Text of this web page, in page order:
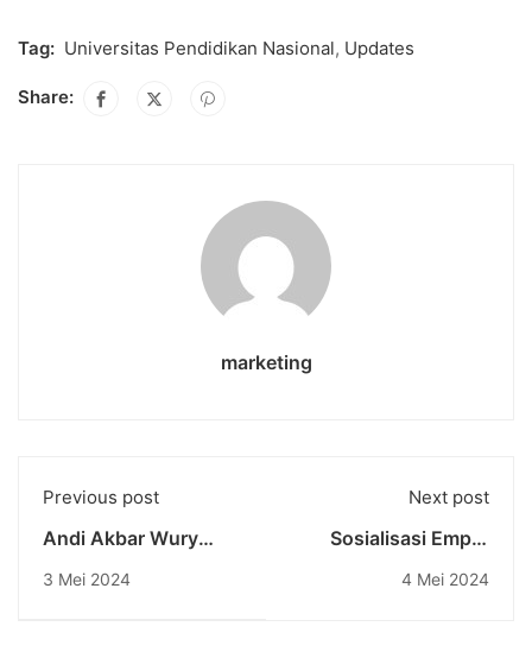
Tag: Universitas Pendidikan Nasional, Updates
Share:
marketing
Previous post
Andi Akbar Wury
Raih Prestasi di Ajang
3 Mei 2024
Next post
Sosialisasi Empat
Bersama Made
4 Mei 2024